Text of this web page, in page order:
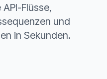
Flüsse,
und
in Sekunden.